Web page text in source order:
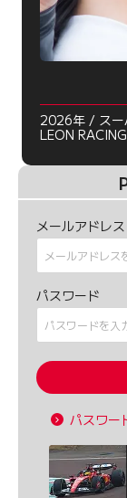
2026年 / スー
LEON
メールアドレス
パスワード
パスワー